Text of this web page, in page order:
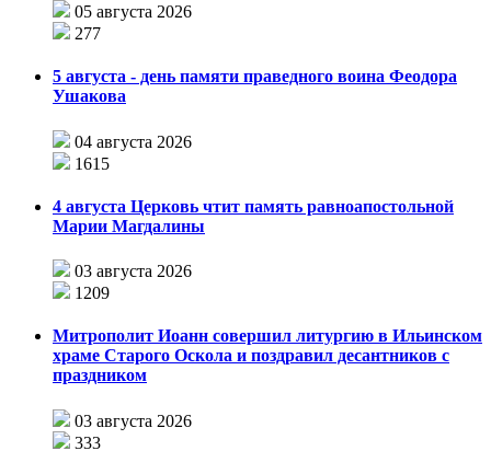
05 августа 2026
277
5 августа - день памяти праведного воина Феодора
Ушакова
04 августа 2026
1615
4 августа Церковь чтит память равноапостольной
Марии Магдалины
03 августа 2026
1209
Митрополит Иоанн совершил литургию в Ильинском
храме Старого Оскола и поздравил десантников с
праздником
03 августа 2026
333